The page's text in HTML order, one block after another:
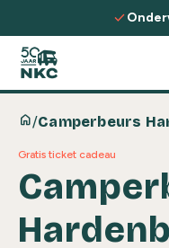
Spring naar de inhoud
check
home/Camperbeurs
Gratis ticket cadeau